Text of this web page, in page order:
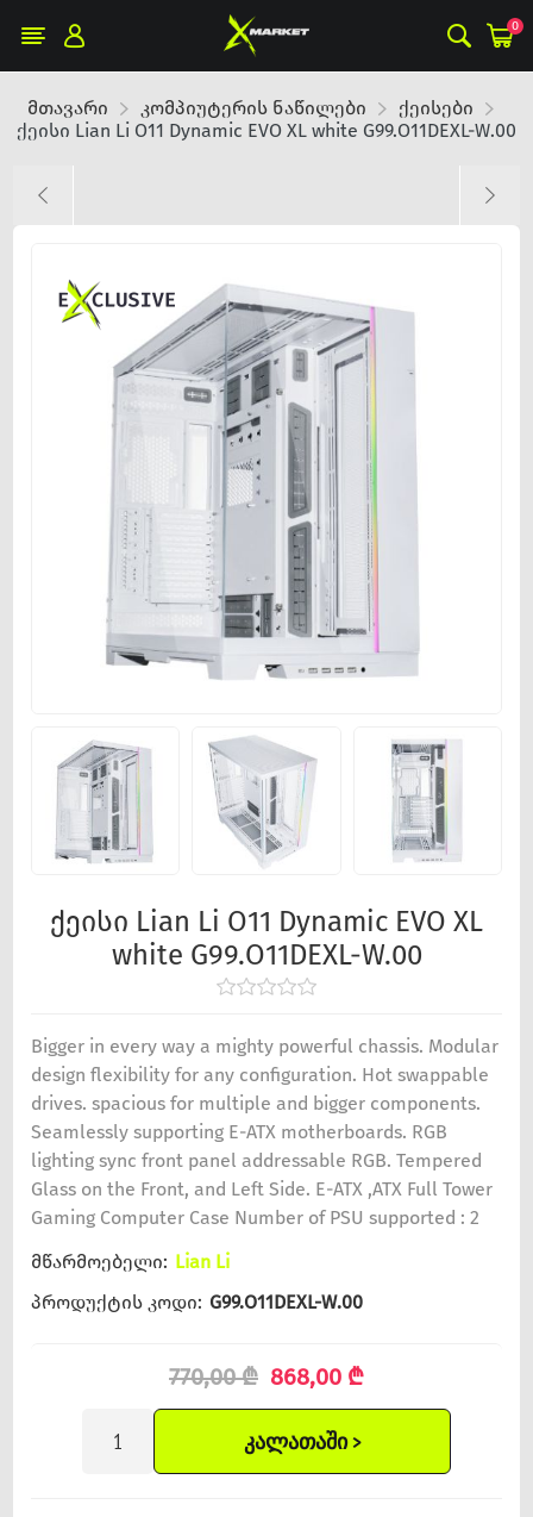
0
მთავარი კომპიუტერის ნაწილები
ქეისები
ქეისი Lian Li O11 Dynamic EVO XL white G99.O11DEXL-W.00
ქეისი Lian Li O11 Dynamic EVO XL
white G99.O11DEXL-W.00
Bigger in every way a mighty powerful chassis. Modular
design flexibility for any configuration. Hot swappable
drives. spacious for multiple and bigger components.
Seamlessly supporting E-ATX motherboards. RGB
lighting sync front panel addressable RGB. Tempered
Glass on the Front, and Left Side. E-ATX ,ATX Full Tower
Gaming Computer Case Number of PSU supported : 2
მწარმოებელი: Lian Li
პროდუქტის კოდი: G99.O11DEXL-W.00
770,00 ₾ 868,00 ₾
ᲙᲐᲚᲐᲗᲐᲨᲘ >